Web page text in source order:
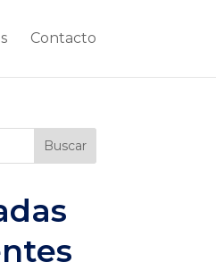
Contacto
Buscar